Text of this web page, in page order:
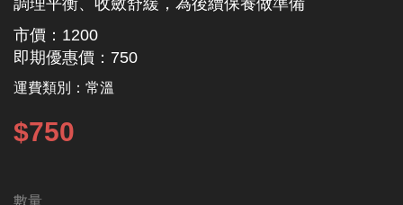
調理平衡、收斂舒緩，為後續保養做準備
市價：1200
即期優惠價：750
運費類別： 常溫
$750
數量